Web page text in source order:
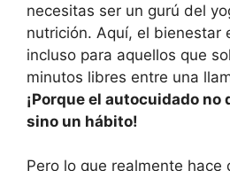
necesitas ser un gurú del
nutrición. Aquí, el bienestar
incluso para aquellos que
minutos libres entre una
¡Porque el autocuidado no
sino un hábito!
Pero lo que realmente hace